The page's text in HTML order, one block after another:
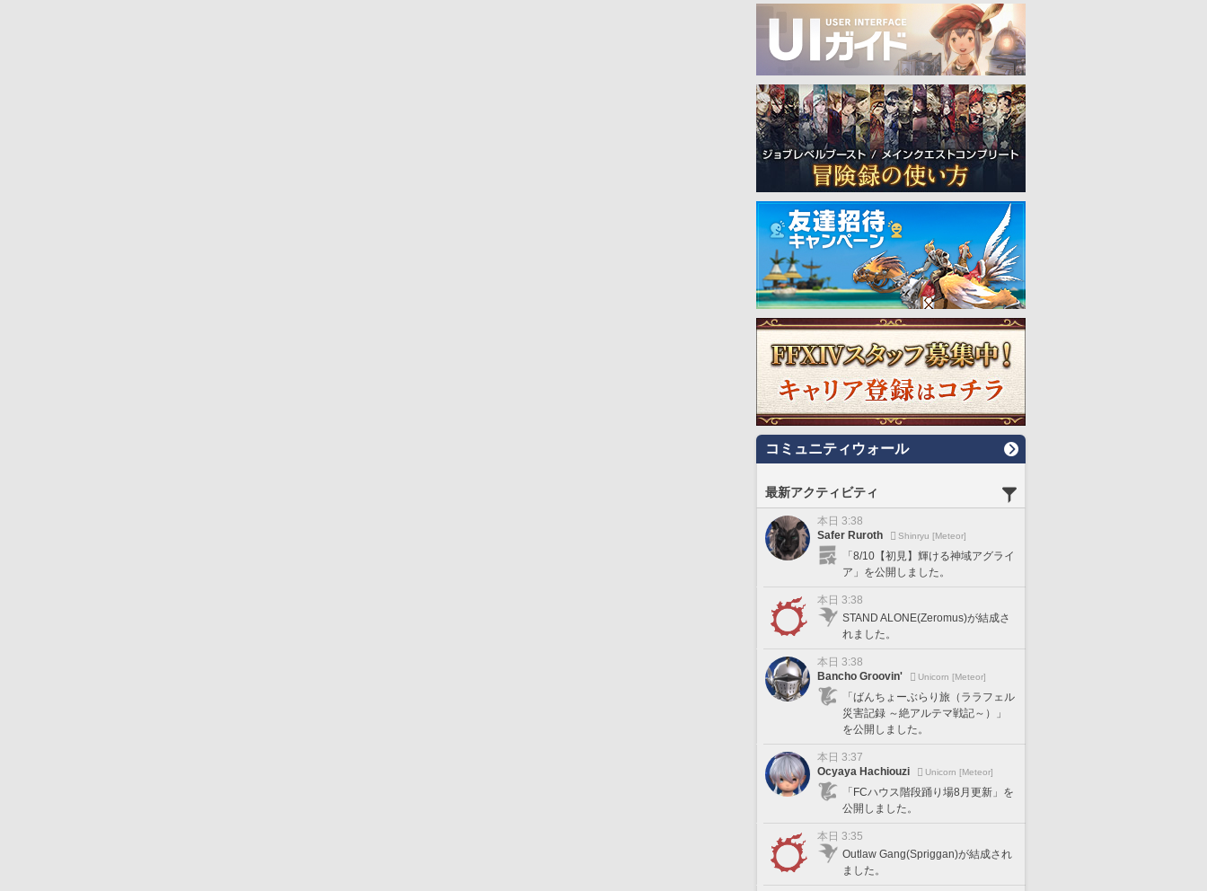
コミュニティウォール
最新アクティビティ
本日 3:38
Safer Ruroth
Shinryu [Meteor]
「8/10【初見】輝ける神域アグライ
ア」を公開しました。
本日 3:38
STAND ALONE(Zeromus)が結成さ
れました。
本日 3:38
Bancho Groovin'
Unicorn [Meteor]
「ばんちょーぶらり旅（ララフェル
災害記録 ～絶アルテマ戦記～）」
を公開しました。
本日 3:37
Ocyaya Hachiouzi
Unicorn [Meteor]
「FCハウス階段踊り場8月更新」を
公開しました。
本日 3:35
Outlaw Gang(Spriggan)が結成され
ました。